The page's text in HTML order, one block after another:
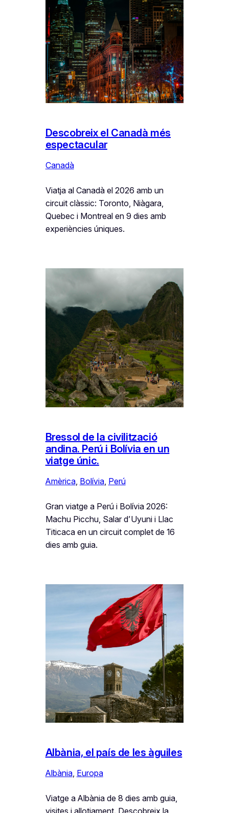
Descobreix el Canadà més
espectacular
Canadà
Viatja al Canadà el 2026 amb un
circuit clàssic: Toronto, Niàgara,
Quebec i Montreal en 9 dies amb
experiències úniques.
Bressol de la civilització
andina. Perú i Bolívia en un
viatge únic.
Amèrica, Bolívia, Perú
Gran viatge a Perú i Bolívia 2026:
Machu Picchu, Salar d’Uyuni i Llac
Titicaca en un circuit complet de 16
dies amb guia.
Albània, el país de les àguiles
Albània, Europa
Viatge a Albània de 8 dies amb guia,